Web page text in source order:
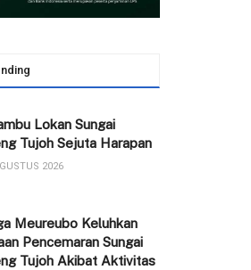
Lokan Sungai
Tujoh Sejuta Harapan
2026
Meureubo Keluhkan
Pencemaran Sungai
Tujoh Akibat Aktivitas